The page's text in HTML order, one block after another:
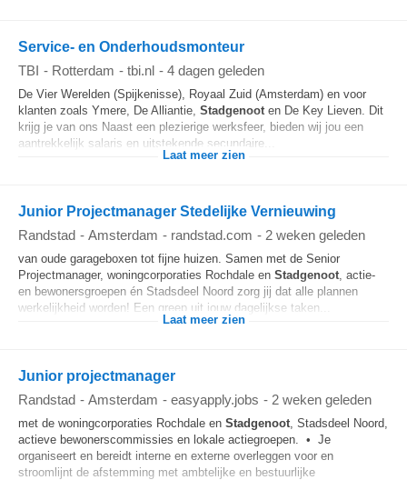
Service- en Onderhoudsmonteur
TBI - Rotterdam - tbi.nl - 4 dagen geleden
De Vier Werelden (Spijkenisse), Royaal Zuid (Amsterdam) en voor
klanten zoals Ymere, De Alliantie, Stadgenoot en De Key Lieven. Dit
krijg je van ons Naast een plezierige werksfeer, bieden wij jou een
aantrekkelijk salaris en uitstekende secundaire...
Laat meer zien
Junior Projectmanager Stedelijke Vernieuwing
Randstad - Amsterdam - randstad.com - 2 weken geleden
van oude garageboxen tot fijne huizen. Samen met de Senior
Projectmanager, woningcorporaties Rochdale en Stadgenoot, actie-
en bewonersgroepen én Stadsdeel Noord zorg jij dat alle plannen
werkelijkheid worden! Een greep uit jouw dagelijkse taken...
Laat meer zien
Junior projectmanager
Randstad - Amsterdam - easyapply.jobs - 2 weken geleden
met de woningcorporaties Rochdale en Stadgenoot, Stadsdeel Noord,
actieve bewonerscommissies en lokale actiegroepen. • Je
organiseert en bereidt interne en externe overleggen voor en
stroomlijnt de afstemming met ambtelijke en bestuurlijke